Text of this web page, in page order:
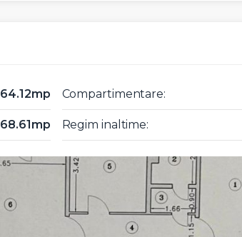
64.12mp
68.61mp
Compartimentare:
Regim inaltime: